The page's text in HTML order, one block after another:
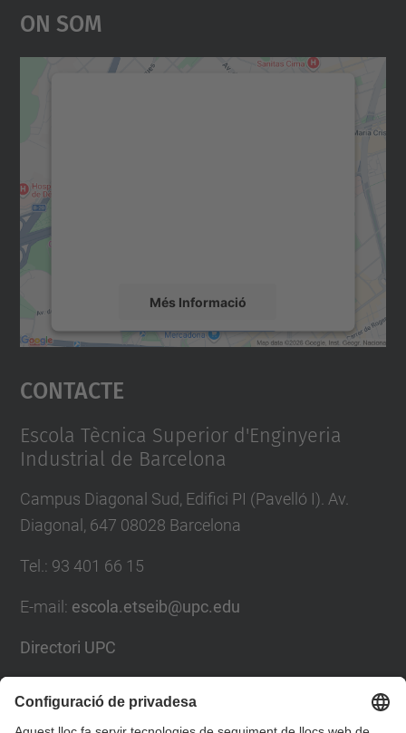
On Som
Més Informació
Accepta
powered by
Contacte
Escola Tècnica Superior d'Enginyeria
Industrial de Barcelona
Campus Diagonal Sud, Edifici PI (Pavelló I). Av.
Diagonal, 647 08028 Barcelona
Tel. : 93 401 66 15
E-mail : escola.etseib@upc.edu
Directori UPC